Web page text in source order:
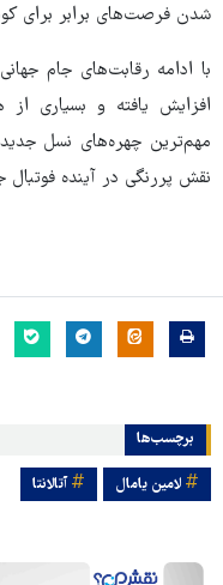
شدن فرصت‌های برابر برای
با ادامه رقابت‌های جام
افزایش یافته و بسیاری از
مهم‌ترین چهره‌های نسل
نقش پررنگی در آینده فوتبال
برچسب‌ها
لامین یامال آتالانتا